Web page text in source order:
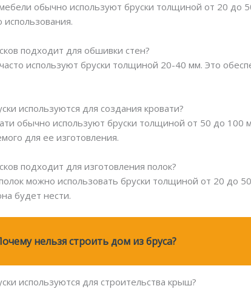
обычно используют бруски толщиной от 20 до
использования.
подходит для обшивки стен?
используют бруски толщиной 20-40 мм. Это
используются для создания кровати?
обычно используют бруски толщиной от 50 до 100
для ее изготовления.
подходит для изготовления полок?
можно использовать бруски толщиной от 20 до
будет нести.
нельзя строить дом из бруса?
используются для строительства крыш?